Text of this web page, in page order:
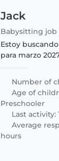
Jack
Estoy
para marzo
un dia libre a la
serían
Number of
Age of
Preschooler
Last activity:
Average
hours